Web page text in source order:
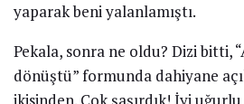
yaparak beni yalanlamıştı.
Pekala, sonra ne oldu? Dizi bitti,
dönüştü” formunda dahiyane